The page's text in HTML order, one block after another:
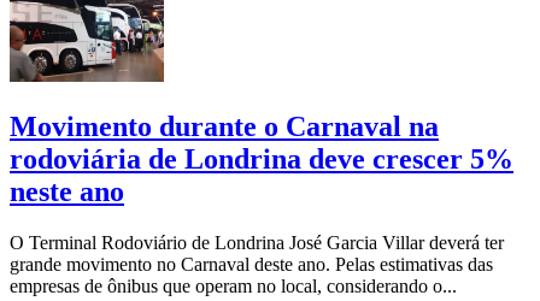
Movimento durante o Carnaval na
rodoviária de Londrina deve crescer 5%
neste ano
O Terminal Rodoviário de Londrina José Garcia Villar deverá ter
grande movimento no Carnaval deste ano. Pelas estimativas das
empresas de ônibus que operam no local, considerando o...